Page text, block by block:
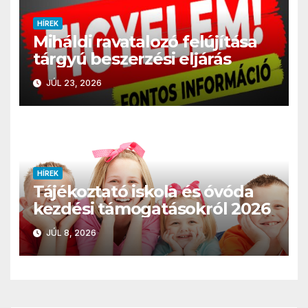
HÍREK
Miháldi ravatalozó felújítása
tárgyú beszerzési eljárás
JÚL 23, 2026
HÍREK
Tájékoztató iskola és óvóda
kezdési támogatásokról 2026
JÚL 8, 2026